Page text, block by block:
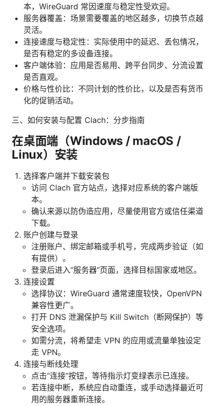
本，WireGuard 常因速度与稳定性受欢迎。
服务器覆盖：场景需要覆盖的地区越多，切换节点越
灵活。
连接速度与稳定性：实际使用中的延迟、丢包情况，
是否有稳定的多设备连接。
客户端体验：应用是否易用、跨平台同步、分流设置
是否直观。
价格与性价比：不同计划的性价比，以及是否有货币
化的促销活动。
三、如何安装与配置 Clach：分步指南
在桌面端（Windows / macOS /
Linux）安装
选择客户端并下载安装包
访问 Clach 官方站点，选择对应系统的客户端版
本。
确认来源以防伪造应用，尽量使用官方或信任渠道
下载。
账户创建与登录
注册账户、绑定邮箱或手机号，完成两步验证（如
有提供）。
登录后进入“服务器”页面，选择目标国家或地区。
连接设置
选择协议：WireGuard 通常速度较快，OpenVPN
兼容性更广。
打开 DNS 泄漏保护与 Kill Switch（断网保护）等
安全选项。
如需分流，将希望走 VPN 的应用或流量单独设定
走 VPN。
连接与断线处理
点击“连接”按钮，等待指示灯变绿表示已连接。
若连接中断，系统应自动重连，或手动选择最近可
用的服务器重新连接。